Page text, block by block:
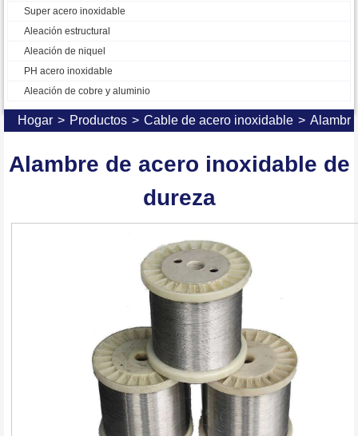
Super acero inoxidable
Aleación estructural
Aleación de niquel
PH acero inoxidable
Aleación de cobre y aluminio
Hogar > Productos > Cable de acero inoxidable >
Alambre de acero inoxidable de
dureza